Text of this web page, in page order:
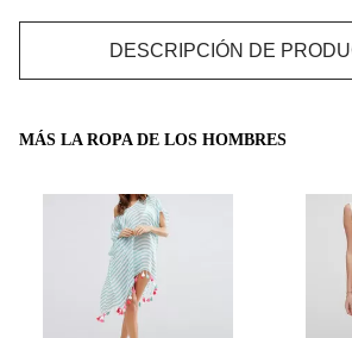
DESCRIPCIÓN DE
MÁS LA ROPA DE LOS HOMBRES